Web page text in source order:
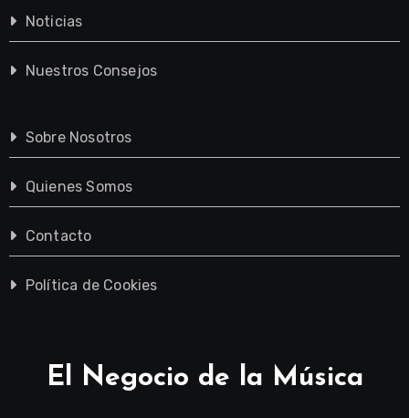
Noticias
Nuestros Consejos
Sobre Nosotros
Quienes Somos
Contacto
Política de Cookies
El Negocio de la Música